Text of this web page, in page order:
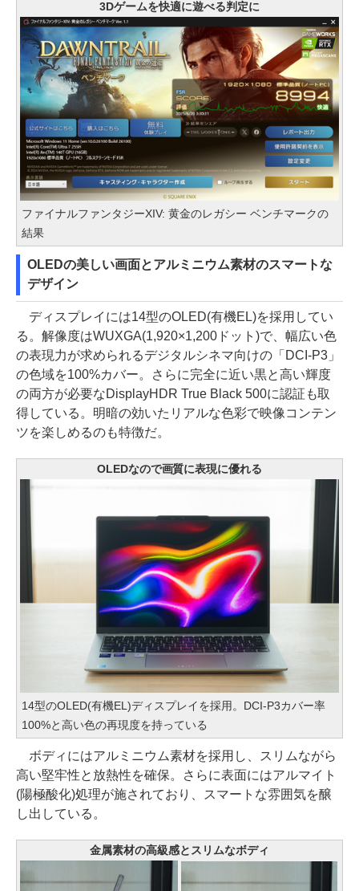
3Dゲームを快適に遊べる判定に
ファイナルファンタジーXIV: 黄金のレガシー ベンチマークの
結果
OLEDの美しい画面とアルミニウム素材のスマートな
デザイン
ディスプレイには14型のOLED(有機EL)を採用してい
る。解像度はWUXGA(1,920×1,200ドット)で、幅広い色
の表現力が求められるデジタルシネマ向けの「DCI-P3」
の色域を100%カバー。さらに完全に近い黒と高い輝度
の両方が必要なDisplayHDR True Black 500に認証も取
得している。明暗の効いたリアルな色彩で映像コンテン
ツを楽しめるのも特徴だ。
OLEDなので画質に表現に優れる
14型のOLED(有機EL)ディスプレイを採用。DCI-P3カバー率
100%と高い色の再現度を持っている
ボディにはアルミニウム素材を採用し、スリムながら
高い堅牢性と放熱性を確保。さらに表面にはアルマイト
(陽極酸化)処理が施されており、スマートな雰囲気を醸
し出している。
金属素材の高級感とスリムなボディ